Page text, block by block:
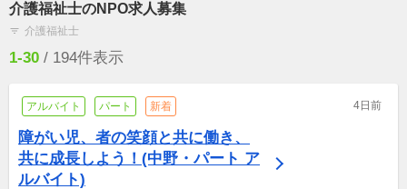
介護福祉士のNPO求人募集
filter_list 介護福祉士
1-30 / 194件表示
アルバイト パート 新着 4日前
障がい児、者の笑顔と共に働き、
共に成長しよう！(中野・パート ア
ルバイト)